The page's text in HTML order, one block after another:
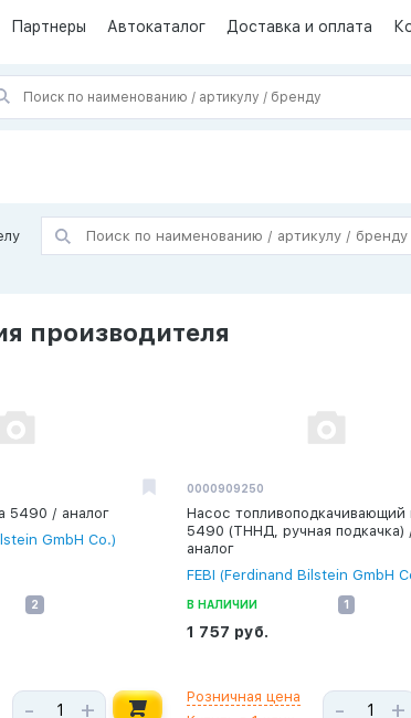
Партнеры Автокаталог Доставка и оплата
производителя
5490 / аналог
GmbH Co.)
2
- +
0000909250
Насос топливоподкачивающий
5490 (ТННД, ручная подкачка)
аналог
FEBI (Ferdinand Bilstein GmbH
В НАЛИЧИИ 1
1 757 руб.
Розничная цена
- +